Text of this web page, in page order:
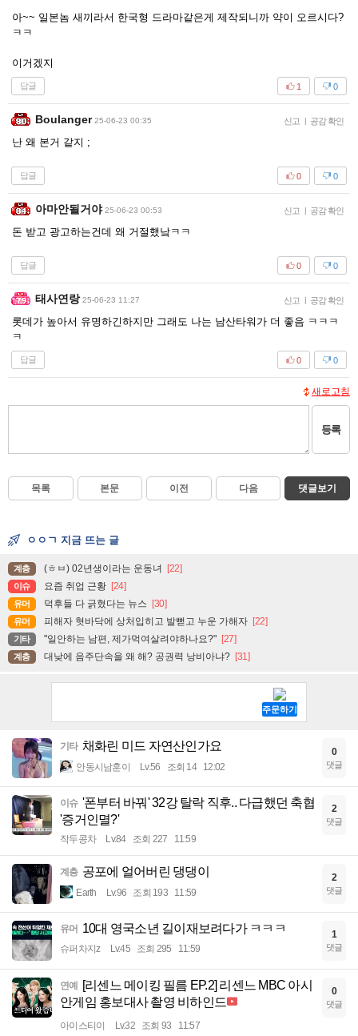
아~~ 일본놈 새끼라서 한국형 드라마같은게 제작되니까 약이 오르시다?
ㅋㅋ
이거겠지
답글 0
1
Boulanger 25-06-23 00:35 신고 공감 확인
난 왜 본거 같지 ;
답글 0
0
아마안될거야 25-06-23 00:53 신고 공감 확인
돈 받고 광고하는건데 왜 거절했낰ㅋㅋ
답글 0
0
태사연랑 25-06-23 11:27 신고 공감 확인
롯데가 높아서 유명하긴하지만 그래도 나는 남산타워가 더 좋음 ㅋㅋㅋ
ㅋ
답글 0
0
새로고침
등록
목록 본문 이전 다음 댓글보기
ㅇㅇㄱ 지금 뜨는 글
계층 (ㅎㅂ) 02년생이라는 운동녀 [22]
이슈 요즘 취업 근황 [24]
유머 덕후들 다 긁혔다는 뉴스 [30]
유머 피해자 혓바닥에 상처입히고 발뻗고 누운 가해자 [22]
기타 "일안하는 남편, 제가먹여살려야하나요?" [27]
계층 대낮에 음주단속을 왜 해? 공권력 낭비아냐? [31]
기타 채화린 미드 자연산인가요
안동시남훈이 Lv.56 조회 14 12:02
0
댓글
이슈 '폰부터 바꿔' 32강 탈락 직후.. 다급했던 축협
'증거인멸?'
작두콩차 Lv.84 조회 227 11:59
2
댓글
계층 공포에 얼어버린 댕댕이
Earth Lv.96 조회 193 11:59
2
댓글
유머 10대 영국소년 길이재보려다가 ㅋㅋㅋ
슈퍼차지z Lv.45 조회 295 11:59
1
댓글
연예
[리센느 메이킹 필름 EP.2] 리센느 MBC 아시
안게임 홍보대사 촬영 비하인드
아이스티이 Lv.32 조회 93 11:57
0
댓글